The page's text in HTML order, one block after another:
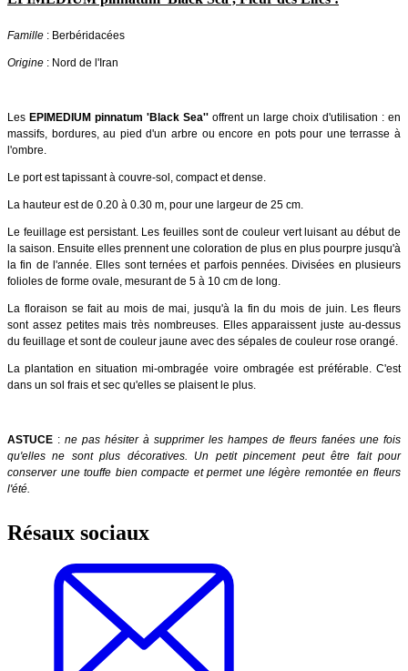
Famille : Berbéridacées
Origine : Nord de l'Iran
Les EPIMEDIUM pinnatum 'Black Sea'' offrent un large choix d'utilisation : en
massifs, bordures, au pied d'un arbre ou encore en pots pour une terrasse à
l'ombre.
Le port est tapissant à couvre-sol, compact et dense.
La hauteur est de 0.20 à 0.30 m, pour une largeur de 25 cm.
Le feuillage est persistant. Les feuilles sont de couleur vert luisant au début de
la saison. Ensuite elles prennent une coloration de plus en plus pourpre jusqu'à
la fin de l'année. Elles sont ternées et parfois pennées. Divisées en plusieurs
folioles de forme ovale, mesurant de 5 à 10 cm de long.
La floraison se fait au mois de mai, jusqu'à la fin du mois de juin. Les fleurs
sont assez petites mais très nombreuses. Elles apparaissent juste au-dessus
du feuillage et sont de couleur jaune avec des sépales de couleur rose orangé.
La plantation en situation mi-ombragée voire ombragée est préférable. C'est
dans un sol frais et sec qu'elles se plaisent le plus.
ASTUCE : ne pas hésiter à supprimer les hampes de fleurs fanées une fois
qu'elles ne sont plus décoratives. Un petit pincement peut être fait pour
conserver une touffe bien compacte et permet une légère remontée en fleurs
l'été.
Résaux sociaux